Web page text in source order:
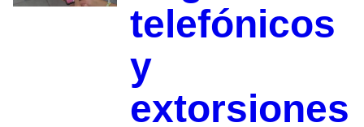
telefónicos
y
extorsiones